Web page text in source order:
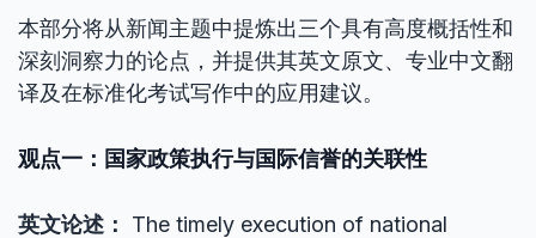
本部分将从新闻主题中提炼出三个具有高度概括性和
深刻洞察力的论点，并提供其英文原文、专业中文翻
译及在标准化考试写作中的应用建议。
观点一：国家政策执行与国际信誉的关联性
英文论述：
The timely execution of national